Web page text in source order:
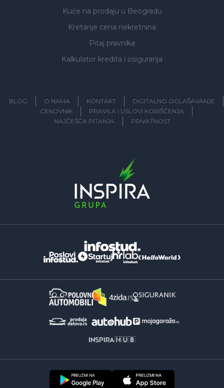
Kuće na prodaju u Beogradu
Kretanje cena nekretnina
Pitaj pravnika
Kalkulator kredita i osiguranja
BLOG O NAMA KONTAKT
DIGITALNO OGLAŠAVANJE
CENOVNIK
PRAVILA I USLOVI KORIŠĆENJA
NAJČEŠĆA PITANJA
PRIVATNOST